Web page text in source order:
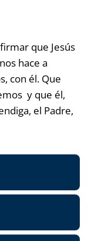
que Jesús
hace a
con él. Que
y que él,
el Padre,